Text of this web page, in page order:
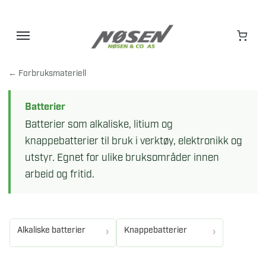
← Forbruksmateriell
Batterier
Batterier som alkaliske, litium og
knappebatterier til bruk i verktøy, elektronikk og
utstyr. Egnet for ulike bruksområder innen
arbeid og fritid.
Alkaliske batterier Knappebatterier